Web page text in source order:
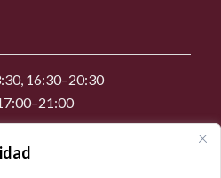
16:30–20:30